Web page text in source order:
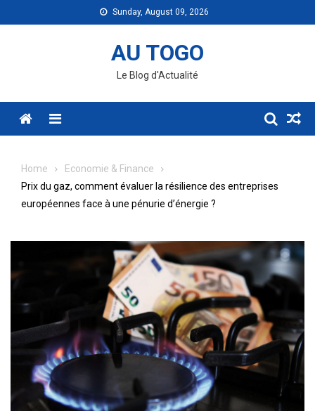
to
Sunday, August 09, 2026
AU TOGO
Le Blog d'Actualité
Menu
Home
Economie & Finance
Prix du gaz, comment évaluer la résilience des entreprises
européennes face à une pénurie d’énergie ?